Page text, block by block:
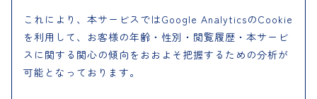
これにより、本サービスではGoogle AnalyticsのCookie
を利用して、お客様の年齢・性別・閲覧履歴・本サービ
スに関する関心の傾向をおおよそ把握するための分析が
可能となっております。